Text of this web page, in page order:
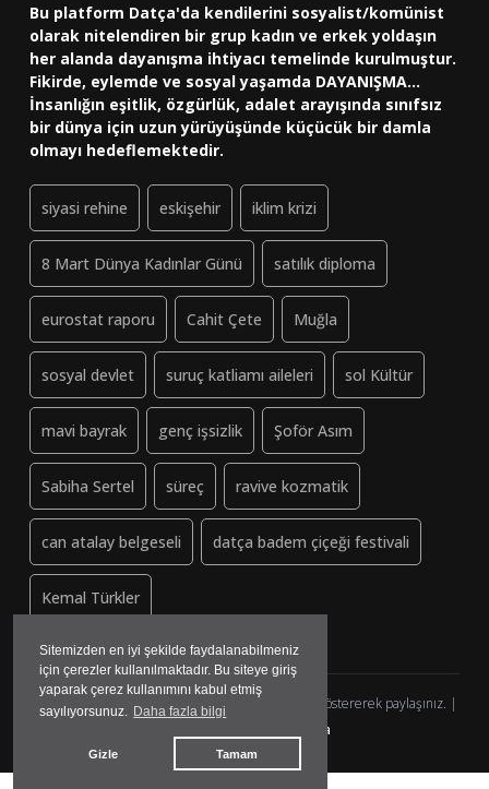
Sitemizden en iyi şekilde faydalanabilmeniz
için çerezler kullanılmaktadır. Bu siteye giriş
yaparak çerez kullanımını kabul etmiş
sayılıyorsunuz. Daha fazla bilgi
Gizle Tamam
Bu platform Datça'da kendilerini sosyalist/komünist
olarak nitelendiren bir grup kadın ve erkek yoldaşın
her alanda dayanışma ihtiyacı temelinde kurulmuştur.
Fikirde, eylemde ve sosyal yaşamda DAYANIŞMA...
İnsanlığın eşitlik, özgürlük, adalet arayışında sınıfsız
bir dünya için uzun yürüyüşünde küçücük bir damla
olmayı hedeflemektedir.
siyasi rehine eskişehir iklim krizi
8 Mart Dünya Kadınlar Günü satılık diploma
eurostat raporu Cahit Çete Muğla
sosyal devlet suruç katliamı aileleri sol Kültür
mavi bayrak genç işsizlik Şoför Asım
Sabiha Sertel süreç ravive kozmatik
can atalay belgeseli datça badem çiçeği festivali
Kemal Türkler
Dayanisma-Datca.org (ↄ) Copyleft - Lütfen kaynak göstererek paylaşınız. |
madmedya